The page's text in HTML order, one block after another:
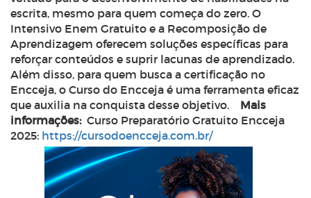
escrita, mesmo para quem começa do zero. O
Intensivo Enem Gratuito e a Recomposição de
Aprendizagem oferecem soluções específicas para
reforçar conteúdos e suprir lacunas de aprendizado.
Além disso, para quem busca a certificação no
Encceja, o Curso do Encceja é uma ferramenta eficaz
que auxilia na conquista desse objetivo.
Mais
informações: Curso Preparatório Gratuito Encceja
2025: https://cursodoencceja.com.br/